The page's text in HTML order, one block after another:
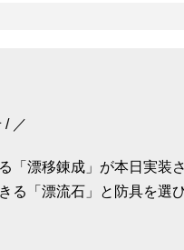
/ ／
「漂移錬成」が本日実装
る「漂流石」と防具を選